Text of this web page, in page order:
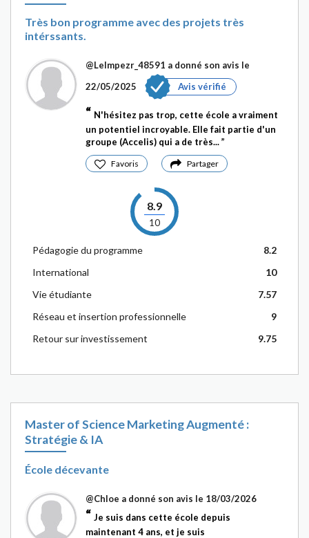
Très bon programme avec des projets très
intérssants.
@Lelmpezr_48591 a donné son avis le
22/05/2025
Avis vérifié
N'hésitez pas trop, cette école a vraiment
un potentiel incroyable. Elle fait partie d'un
groupe (Accelis) qui a de très...
Favoris Partager
8.9
10
Pédagogie du programme
8.2
International
10
Vie étudiante
7.57
Réseau et insertion professionnelle
9
Retour sur investissement
9.75
Master of Science Marketing Augmenté :
Stratégie & IA
École décevante
@Chloe a donné son avis le 18/03/2026
Je suis dans cette école depuis
maintenant 4 ans, et je suis